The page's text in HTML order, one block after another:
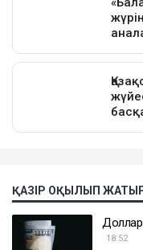
ҚАЗІР ОҚЫЛЫП
Доллар
18:52